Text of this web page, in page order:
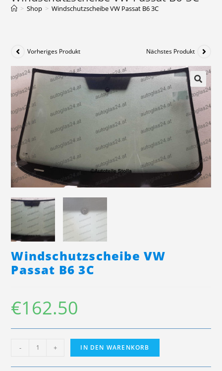
> Shop > Windschutzscheibe VW Passat B6 3C
Vorheriges Produkt Nächstes Produkt
🔍
Windschutzscheibe VW
Passat B6 3C
€162.50
Windschutzscheibe
VW
B6
- + IN DEN WARENKORB